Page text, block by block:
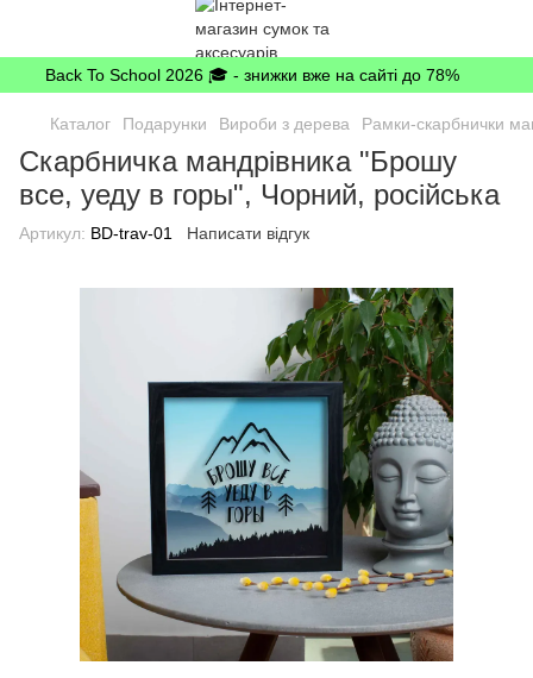
Back To School 2026 🎓 - знижки вже на сайті до 78%
Каталог Подарунки Вироби з дерева Рамки-скарбнички
Скарбничка мандрівника "Брошу
все, уеду в горы", Чорний, російська
Артикул: BD-trav-01 Написати відгук